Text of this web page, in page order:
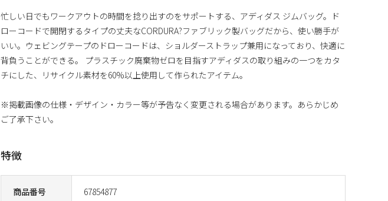
商品番号 67854877
忙しい日でもワークアウトの時間を捻り出すのをサポートする、アディダス ジムバッグ。ド
ローコードで開閉するタイプの丈夫なCORDURA?ファブリック製バッグだから、使い勝手が
いい。ウェビングテープのドローコードは、ショルダーストラップ兼用になっており、快適に
背負うことができる。 プラスチック廃棄物ゼロを目指すアディダスの取り組みの一つをカタ
チにした、リサイクル素材を60%以上使用して作られたアイテム。
※掲載画像の仕様・デザイン・カラー等が予告なく変更される場合があります。あらかじめ
ご了承下さい。
特徴